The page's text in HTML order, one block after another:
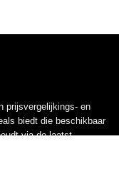
prijsvergelijkings- en
biedt die beschikbaar
via de laatst